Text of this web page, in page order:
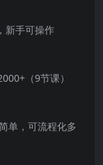
新手可操作
（9节课）
单，可流程化多